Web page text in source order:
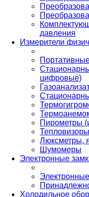
давления
Измерители
цифровые)
Пирометры
Тепловизоры
Люксметры,
Шумомеры
Электронные
Холодильное